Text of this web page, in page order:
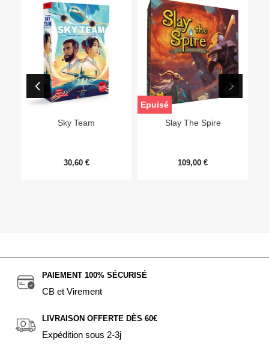
Sky Team
30,60 €
Slay The Spire
109,00 €
Epuisé
PAIEMENT 100% SÉCURISÉ
CB et Virement
LIVRAISON OFFERTE DÈS 60€
Expédition sous 2-3j